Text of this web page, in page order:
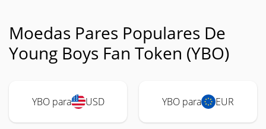
Moedas Pares Populares De
Young Boys Fan Token (YBO)
YBO para USD YBO para EUR